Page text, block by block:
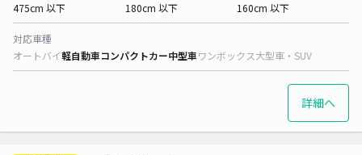
475cm 以下
180cm 以下
160cm 以下
対応車種
オートバイ軽自動車コンパクトカー中型車ワンボックス大型車・SUV
詳細へ